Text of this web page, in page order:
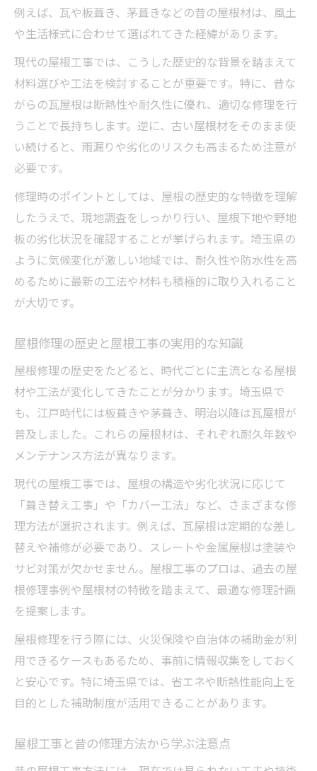
例えば、瓦や板葺き、茅葺きなどの昔の屋根材は、風土
や生活様式に合わせて選ばれてきた経緯があります。
現代の屋根工事では、こうした歴史的な背景を踏まえて
材料選びや工法を検討することが重要です。特に、昔な
がらの瓦屋根は断熱性や耐久性に優れ、適切な修理を行
うことで長持ちします。逆に、古い屋根材をそのまま使
い続けると、雨漏りや劣化のリスクも高まるため注意が
必要です。
修理時のポイントとしては、屋根の歴史的な特徴を理解
したうえで、現地調査をしっかり行い、屋根下地や野地
板の劣化状況を確認することが挙げられます。埼玉県の
ように気候変化が激しい地域では、耐久性や防水性を高
めるために最新の工法や材料も積極的に取り入れること
が大切です。
屋根修理の歴史と屋根工事の実用的な知識
屋根修理の歴史をたどると、時代ごとに主流となる屋根
材や工法が変化してきたことが分かります。埼玉県で
も、江戸時代には板葺きや茅葺き、明治以降は瓦屋根が
普及しました。これらの屋根材は、それぞれ耐久年数や
メンテナンス方法が異なります。
現代の屋根工事では、屋根の構造や劣化状況に応じて
「葺き替え工事」や「カバー工法」など、さまざまな修
理方法が選択されます。例えば、瓦屋根は定期的な差し
替えや補修が必要であり、スレートや金属屋根は塗装や
サビ対策が欠かせません。屋根工事のプロは、過去の屋
根修理事例や屋根材の特徴を踏まえて、最適な修理計画
を提案します。
屋根修理を行う際には、火災保険や自治体の補助金が利
用できるケースもあるため、事前に情報収集をしておく
と安心です。特に埼玉県では、省エネや断熱性能向上を
目的とした補助制度が活用できることがあります。
屋根工事と昔の修理方法から学ぶ注意点